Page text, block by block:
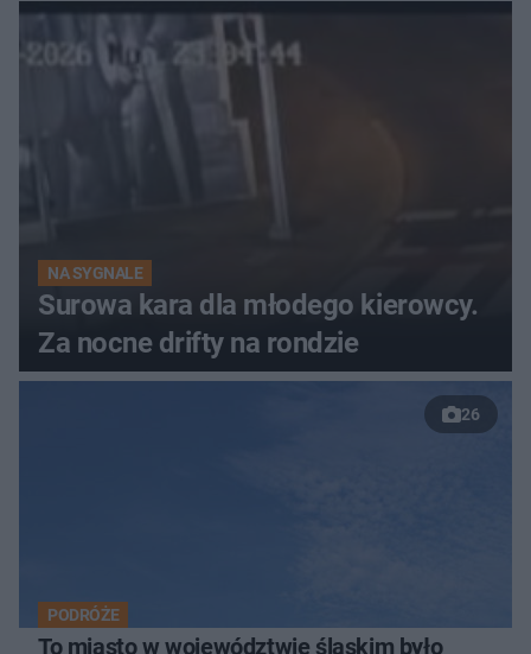
NA SYGNALE
Surowa kara dla młodego kierowcy.
Za nocne drifty na rondzie
26
PODRÓŻE
To miasto w województwie śląskim było